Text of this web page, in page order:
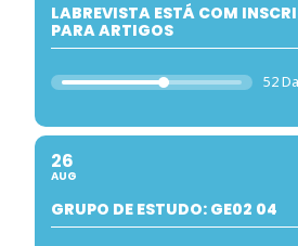
LABREVISTA ESTÁ COM
PARA ARTIGOS
52
26
AUG
GRUPO DE ESTUDO: GE02 04